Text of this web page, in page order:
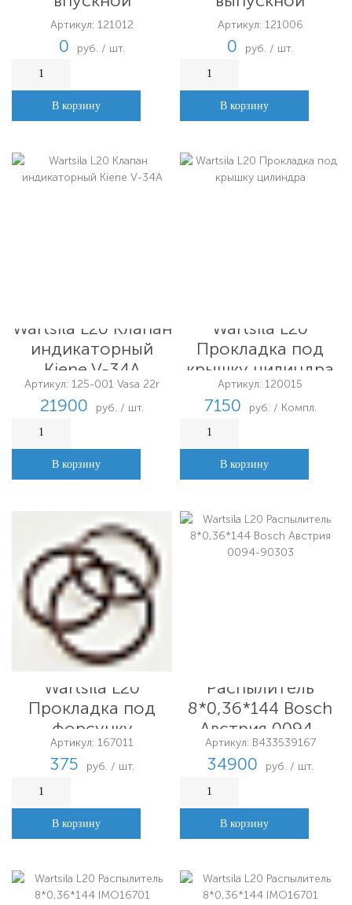
Артикул: 121012
0 руб. / шт.
В корзину
Артикул: 121006
0 руб. / шт.
В корзину
Wartsila L20 Клапан
индикаторный
Kiene V-34A
Артикул: 125-001 Vasa 22r
21900 руб. / шт.
В корзину
Wartsila L20
Прокладка под
крышку цилиндра
Артикул: 120015
7150 руб. / Компл.
В корзину
Wartsila L20
Прокладка под
форсунку
Артикул: 167011
375 руб. / шт.
В корзину
Распылитель
8*0,36*144 Bosch
Австрия 0094-
90303
Артикул: B433539167
34900 руб. / шт.
В корзину